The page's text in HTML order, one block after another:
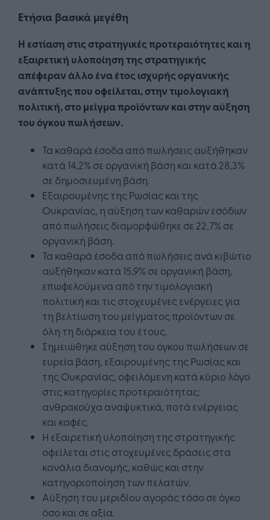
Ετήσια βασικά μεγέθη
Η εστίαση στις στρατηγικές προτεραιότητες και η
εξαιρετική υλοποίηση της στρατηγικής
απέφεραν άλλο ένα έτος ισχυρής οργανικής
ανάπτυξης που οφείλεται, στην τιμολογιακή
πολιτική, στο μείγμα προϊόντων και στην αύξηση
του όγκου πωλήσεων.
Τα καθαρά έσοδα από πωλήσεις αυξήθηκαν
κατά 14,2% σε οργανική βάση και κατά 28,3%
σε δημοσιευμένη βάση.
Εξαιρουμένης της Ρωσίας και της
Ουκρανίας, η αύξηση των καθαρών εσόδων
από πωλήσεις διαμορφώθηκε σε 22,7% σε
οργανική βάση.
Τα καθαρά έσοδα από πωλήσεις ανά κιβώτιο
αυξήθηκαν κατά 15,9% σε οργανική βάση,
επωφελούμενα από την τιμολογιακή
πολιτική και τις στοχευμένες ενέργειες για
τη βελτίωση του μείγματος προϊόντων σε
όλη τη διάρκεια του έτους.
Σημειώθηκε αύξηση του όγκου πωλήσεων σε
ευρεία βάση, εξαιρουμένης της Ρωσίας και
της Ουκρανίας, οφειλόμενη κατά κύριο λόγο
στις κατηγορίες προτεραιότητας:
ανθρακούχα αναψυκτικά, ποτά ενέργειας
και καφές.
Η εξαιρετική υλοποίηση της στρατηγικής
οφείλεται στις στοχευμένες δράσεις στα
κανάλια διανομής, καθώς και στην
κατηγοριοποίηση των πελατών.
Αύξηση του μεριδίου αγοράς τόσο σε όγκο
όσο και σε αξία.